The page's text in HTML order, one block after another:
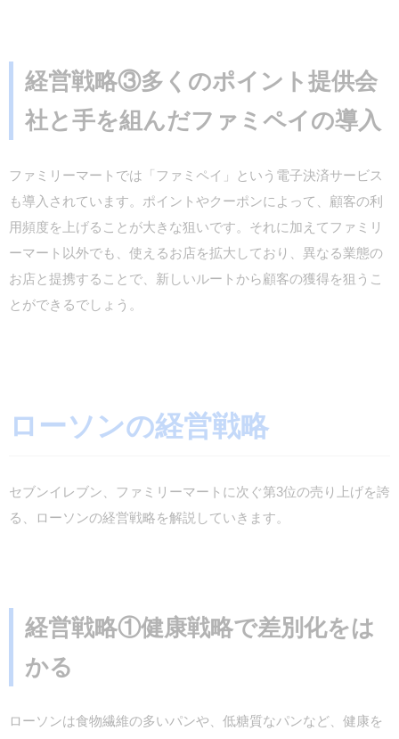
経営戦略③多くのポイント提供会
社と手を組んだファミペイの導入
ファミリーマートでは「ファミペイ」という電子決済サービス
も導入されています。ポイントやクーポンによって、顧客の利
用頻度を上げることが大きな狙いです。それに加えてファミリ
ーマート以外でも、使えるお店を拡大しており、異なる業態の
お店と提携することで、新しいルートから顧客の獲得を狙うこ
とができるでしょう。
ローソンの経営戦略
セブンイレブン、ファミリーマートに次ぐ第3位の売り上げを誇
る、ローソンの経営戦略を解説していきます。
経営戦略①健康戦略で差別化をは
かる
ローソンは食物繊維の多いパンや、低糖質なパンなど、健康を